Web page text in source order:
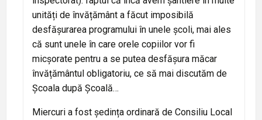
unități de învățământ a făcut imposibilă
desfășurarea programului în unele școli, mai ales
că sunt unele în care orele copiilor vor fi
micșorate pentru a se putea desfășura măcar
învățământul obligatoriu, ce să mai discutăm de
Școala după Școală…
Miercuri a fost ședința ordinară de Consiliu Local